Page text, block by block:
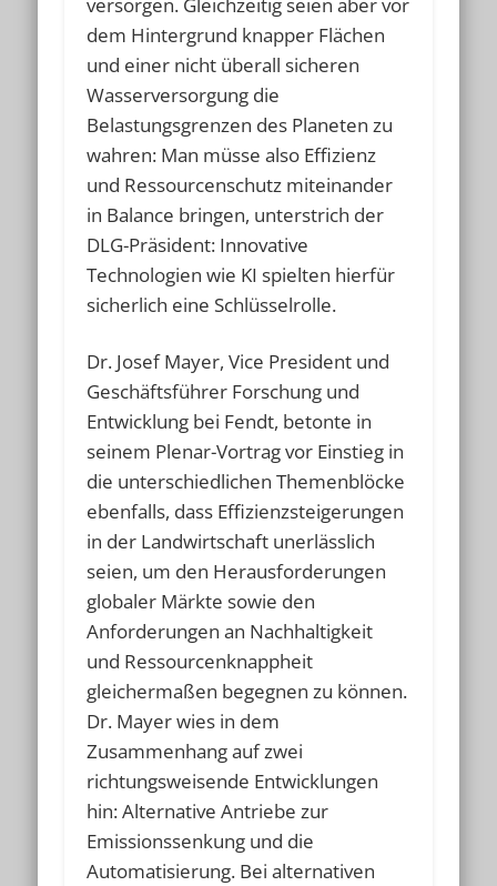
versorgen. Gleichzeitig seien aber vor
dem Hintergrund knapper Flächen
und einer nicht überall sicheren
Wasserversorgung die
Belastungsgrenzen des Planeten zu
wahren: Man müsse also Effizienz
und Ressourcenschutz miteinander
in Balance bringen, unterstrich der
DLG-Präsident: Innovative
Technologien wie KI spielten hierfür
sicherlich eine Schlüsselrolle.
Dr. Josef Mayer, Vice President und
Geschäftsführer Forschung und
Entwicklung bei Fendt, betonte in
seinem Plenar-Vortrag vor Einstieg in
die unterschiedlichen Themenblöcke
ebenfalls, dass Effizienzsteigerungen
in der Landwirtschaft unerlässlich
seien, um den Herausforderungen
globaler Märkte sowie den
Anforderungen an Nachhaltigkeit
und Ressourcenknappheit
gleichermaßen begegnen zu können.
Dr. Mayer wies in dem
Zusammenhang auf zwei
richtungsweisende Entwicklungen
hin: Alternative Antriebe zur
Emissionssenkung und die
Automatisierung. Bei alternativen